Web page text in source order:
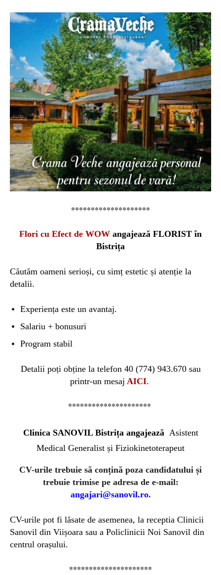
********************
Flori cu Efect de WOW angajează FLORIST în
Bistrița
Căutăm oameni serioși, cu simț estetic și atenție la
detalii.
Experiența este un avantaj.
Salariu + bonusuri
Program stabil
Detalii poți obține la telefon 40 (774) 943.670 sau
printr-un mesaj AICI.
*********************
Clinica SANOVIL Bistrița angajează Asistent
Medical Generalist și Fiziokinetoterapeut
CV-urile trebuie să conțină poza candidatului și
trebuie trimise pe adresa de e-mail:
angajari@sanovil.ro.
CV-urile pot fi lăsate de asemenea, la receptia Clinicii
Sanovil din Viișoara sau a Policlinicii Noi Sanovil din
centrul orașului.
*********************